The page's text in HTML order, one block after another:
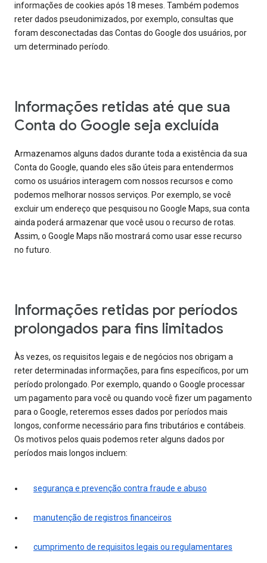
informações de cookies após 18 meses. Também podemos
reter dados pseudonimizados, por exemplo, consultas que
foram desconectadas das Contas do Google dos usuários, por
um determinado período.
Informações retidas até que sua
Conta do Google seja excluída
Armazenamos alguns dados durante toda a existência da sua
Conta do Google, quando eles são úteis para entendermos
como os usuários interagem com nossos recursos e como
podemos melhorar nossos serviços. Por exemplo, se você
excluir um endereço que pesquisou no Google Maps, sua conta
ainda poderá armazenar que você usou o recurso de rotas.
Assim, o Google Maps não mostrará como usar esse recurso
no futuro.
Informações retidas por períodos
prolongados para fins limitados
Às vezes, os requisitos legais e de negócios nos obrigam a
reter determinadas informações, para fins específicos, por um
período prolongado. Por exemplo, quando o Google processar
um pagamento para você ou quando você fizer um pagamento
para o Google, reteremos esses dados por períodos mais
longos, conforme necessário para fins tributários e contábeis.
Os motivos pelos quais podemos reter alguns dados por
períodos mais longos incluem:
segurança e prevenção contra fraude e abuso
manutenção de registros financeiros
cumprimento de requisitos legais ou regulamentares